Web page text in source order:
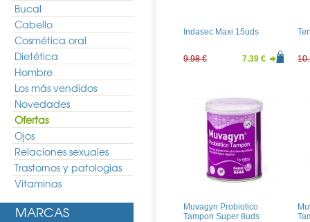
Bucal
Cabello
Cosmética oral
Dietética
Hombre
Los más vendidos
Novedades
Ofertas
Ojos
Relaciones sexuales
Trastornos y patologias
Vitaminas
MARCAS
Indasec Maxi 15uds
9.98 € 7.39 €
Muvagyn Probiotico
Tampon Super 8uds